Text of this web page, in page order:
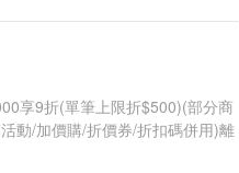
享9折(單筆上限折$500)(部分商
動/加價購/折價券/折扣碼併用)離